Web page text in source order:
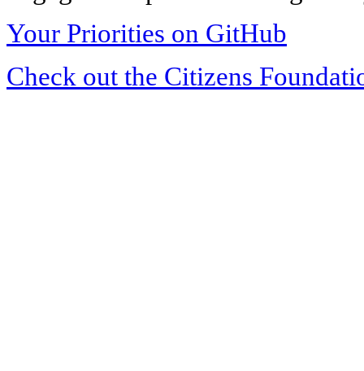
Your Priorities on GitHub
Check out the Citizens